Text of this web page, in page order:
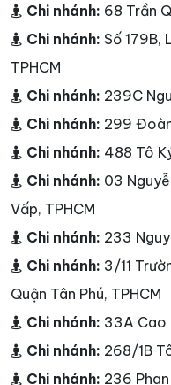
Chi nhánh: 68 Trần
Chi nhánh: Số 179B,
TPHCM
Chi nhánh: 239C
Chi nhánh: 299
Chi nhánh: 488 Tô
Chi nhánh: 03
Vấp, TPHCM
Chi nhánh: 233
Chi nhánh: 3/11
Quận Tân Phú, TPHCM
Chi nhánh: 33A Cao
Chi nhánh: 268/1B
Chi nhánh: 236